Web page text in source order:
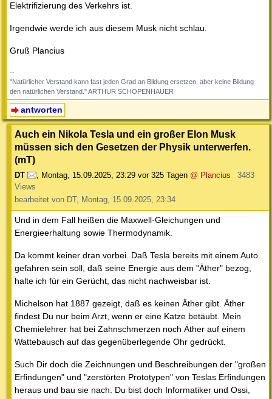
Elektrifizierung des Verkehrs ist.
Irgendwie werde ich aus diesem Musk nicht schlau.
Gruß Plancius
--
"Natürlicher Verstand kann fast jeden Grad an Bildung ersetzen, aber keine Bildung
den natürlichen Verstand." ARTHUR SCHOPENHAUER
antworten
Auch ein Nikola Tesla und ein großer Elon Musk
müssen sich den Gesetzen der Physik unterwerfen.
(mT)
DT , Montag, 15.09.2025, 23:29 vor 325 Tagen @ Plancius
3483
Views
bearbeitet von DT, Montag, 15.09.2025, 23:34
Und in dem Fall heißen die Maxwell-Gleichungen und
Energieerhaltung sowie Thermodynamik.
Da kommt keiner dran vorbei. Daß Tesla bereits mit einem Auto
gefahren sein soll, daß seine Energie aus dem "Äther" bezog,
halte ich für ein Gerücht, das nicht nachweisbar ist.
Michelson hat 1887 gezeigt, daß es keinen Äther gibt. Äther
findest Du nur beim Arzt, wenn er eine Katze betäubt. Mein
Chemielehrer hat bei Zahnschmerzen noch Äther auf einem
Wattebausch auf das gegenüberlegende Ohr gedrückt.
Such Dir doch die Zeichnungen und Beschreibungen der "großen
Erfindungen" und "zerstörten Prototypen" von Teslas Erfindungen
heraus und bau sie nach. Du bist doch Informatiker und Ossi,